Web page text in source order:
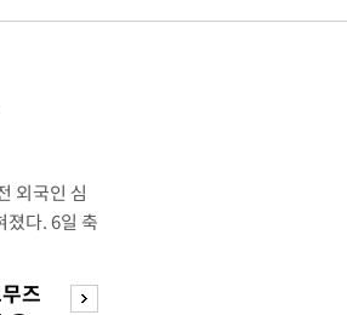
외국인 심
졌다. 6일 축
했다. 당시
한 번에
즈